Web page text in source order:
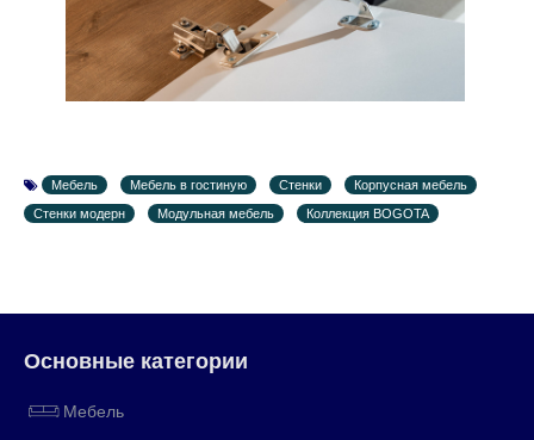
Мебель Мебель в гостиную Стенки
Корпусная мебель
Стенки модерн
Модульная мебель Коллекция BOGOTA
Основные категории
Мебель